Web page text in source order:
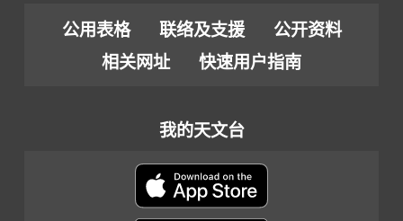
公用表格 联络及支援
公开资料
相关网址
快速用户指南
我的天文台